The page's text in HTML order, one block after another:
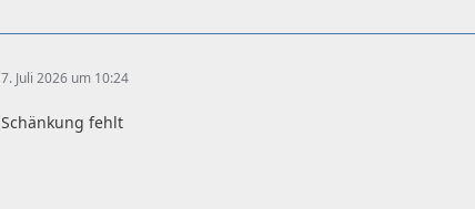
7. Juli 2026 um 10:24
Schänkung fehlt